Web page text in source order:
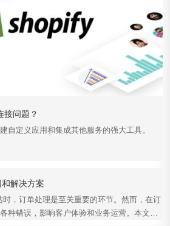
接问题？
自定义应用和集成其他服务的强大工具。
解决方案
，订单处理是至关重要的环节。然而，在订